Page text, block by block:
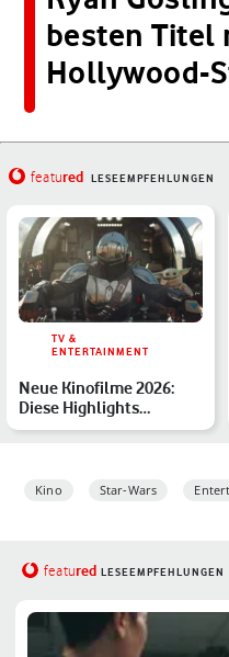
besten Titel
Hollywood-
featured LESEEMPFEHLUNGEN
TV &
ENTERTAINMENT
Neue Kinofilme 2026:
Diese Highlights
erwarten Dich
Kino Star-Wars
featured LESEEMPFEHLUNGEN